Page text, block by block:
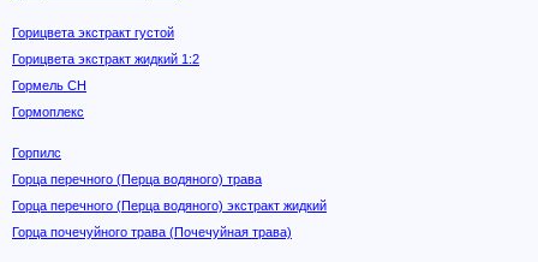
Горицвета экстракт густой
Горицвета экстракт жидкий 1:2
Гормель СН
Гормоплекс
Горпилс
Горца перечного (Перца водяного) трава
Горца перечного (Перца водяного) экстракт жидкий
Горца почечуйного трава (Почечуйная трава)